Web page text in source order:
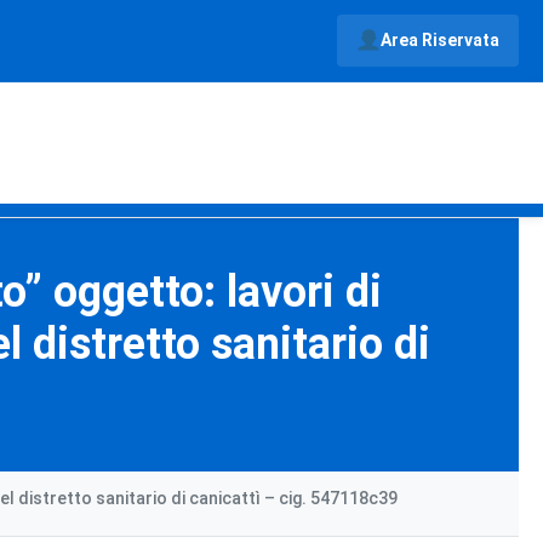
Area Riservata
oggetto: lavori di
distretto sanitario di
distretto sanitario di canicattì – cig. 547118c39